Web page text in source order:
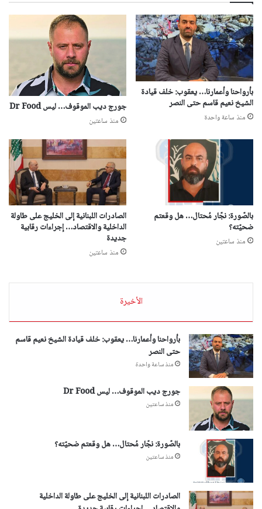
بأرواحنا وأعمارنا… يعقوب: خلف قيادة
الشيخ نعيم قاسم حتى النصر
منذ ساعة واحدة
جورج ديب الموقوف… ليس Dr Food
منذ ساعتين
بالصّورة: نجّار مُحتال… هل وقعتم
ضحيّته؟
منذ ساعتين
الصادرات اللبنانية إلى الخليج على طاولة
الداخلية والاقتصاد… إجراءات رقابية
جديدة
منذ ساعتين
الأخيرة
بأرواحنا وأعمارنا… يعقوب: خلف قيادة الشيخ نعيم قاسم
حتى النصر
منذ ساعة واحدة
جورج ديب الموقوف… ليس Dr Food
منذ ساعتين
بالصّورة: نجّار مُحتال… هل وقعتم ضحيّته؟
منذ ساعتين
الصادرات اللبنانية إلى الخليج على طاولة الداخلية